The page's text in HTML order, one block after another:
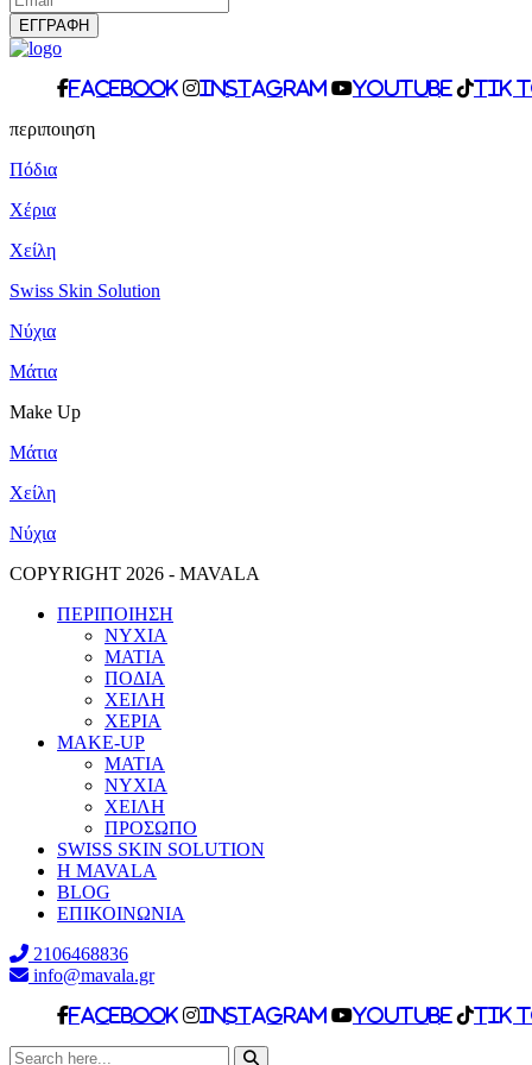
facebook Instagram Youtube Tik
περιποιηση
Πόδια
Χέρια
Χείλη
Swiss Skin Solution
Νύχια
Mάτια
Make Up
Mάτια
Χείλη
Νύχια
COPYRIGHT 2026 - MAVALA
ΠΕΡΙΠΟΙΗΣΗ
ΝΥΧΙΑ
ΜΑΤΙΑ
ΠΟΔΙΑ
ΧΕΙΛΗ
ΧΕΡΙΑ
MAKE-UP
ΜΑΤΙΑ
NYXIA
ΧΕΙΛΗ
ΠΡΟΣΩΠΟ
SWISS SKIN SOLUTION
H MAVALA
BLOG
ΕΠΙΚΟΙΝΩΝΙΑ
2106468836
info@mavala.gr
facebook Instagram Youtube Tik